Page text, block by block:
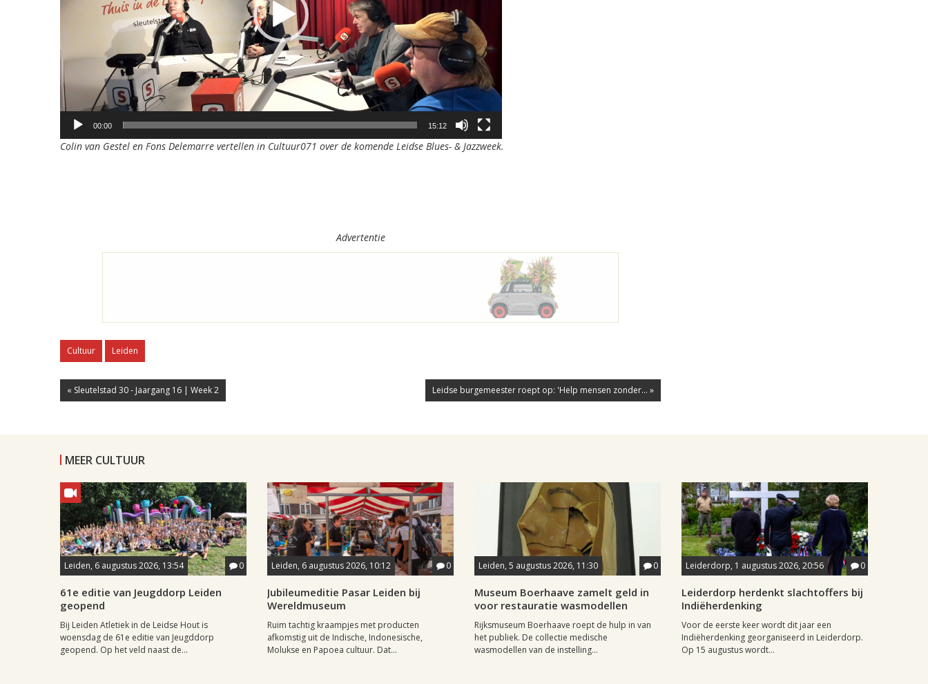
00:00 15:12
Colin van Gestel en Fons Delemarre vertellen in Cultuur071 over de komende Leidse Blues- & Jazzweek.
Advertentie
Cultuur Leiden
« Sleutelstad 30 - Jaargang 16 | Week 2 Leidse burgemeester roept op: 'Help mensen zonder... »
MEER CULTUUR
Leiden, 6 augustus 2026, 13:54 0
61e editie van Jeugddorp Leiden
geopend
Bij Leiden Atletiek in de Leidse Hout is
woensdag de 61e editie van Jeugddorp
geopend. Op het veld naast de...
Leiden, 6 augustus 2026, 10:12 0
Jubileumeditie Pasar Leiden bij
Wereldmuseum
Ruim tachtig kraampjes met producten
afkomstig uit de Indische, Indonesische,
Molukse en Papoea cultuur. Dat...
Leiden, 5 augustus 2026, 11:30 0
Museum Boerhaave zamelt geld in
voor restauratie wasmodellen
Rijksmuseum Boerhaave roept de hulp in van
het publiek. De collectie medische
wasmodellen van de instelling...
Leiderdorp, 1 augustus 2026, 20:56 0
Leiderdorp herdenkt slachtoffers bij
Indiëherdenking
Voor de eerste keer wordt dit jaar een
Indiëherdenking georganiseerd in Leiderdorp.
Op 15 augustus wordt...